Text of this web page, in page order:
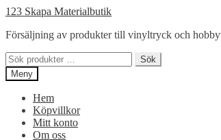
Hoppa
navigering
Hoppa
innehåll
123 Skapa Materialbutik
Försäljning av produkter till vinyltryck och
Sök
efter:
Sök
Meny
Hem
Köpvillkor
Mitt konto
Om oss